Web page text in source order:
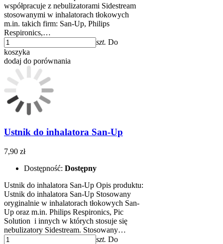
współpracuje z nebulizatorami Sidestream
stosowanymi w inhalatorach tłokowych
m.in. takich firm: San-Up, Philips
Respironics,…
szt. Do
koszyka
dodaj do porównania
Ustnik do inhalatora San-Up
7,90 zł
Dostępność: Dostępny
Ustnik do inhalatora San-Up Opis produktu:
Ustnik do inhalatora San-Up Stosowany
oryginalnie w inhalatorach tłokowych San-
Up oraz m.in. Philips Respironics, Pic
Solution i innych w których stosuje się
nebulizatory Sidestream. Stosowany…
szt. Do